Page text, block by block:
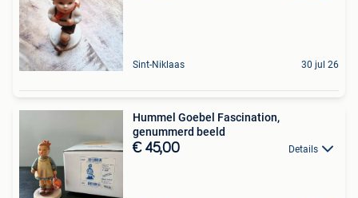
Sint-Niklaas 30 jul 26
Hummel Goebel Fascination,
genummerd beeld
€ 45,00 Details